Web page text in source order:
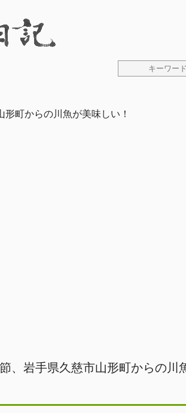
町からの川魚が美味しい！
、岩手県久慈市山形町からの川